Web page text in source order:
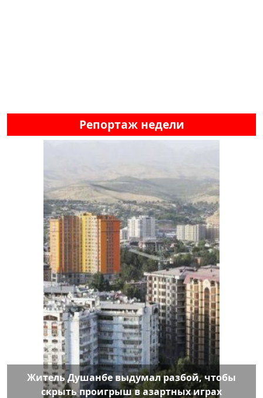
Репортаж недели
Житель Душанбе выдумал разбой, чтобы
скрыть проигрыш в азартных играх